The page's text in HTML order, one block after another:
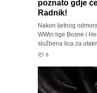
poznato gdje
Radnik!
Nakon ljetnog
WWin lige Bosne i
službena lica za
6